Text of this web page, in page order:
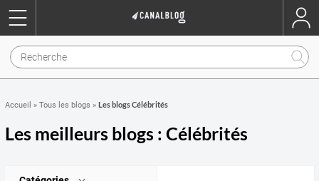
Accueil » Tous les blogs » Les blogs Célébrités
Les meilleurs blogs : Célébrités